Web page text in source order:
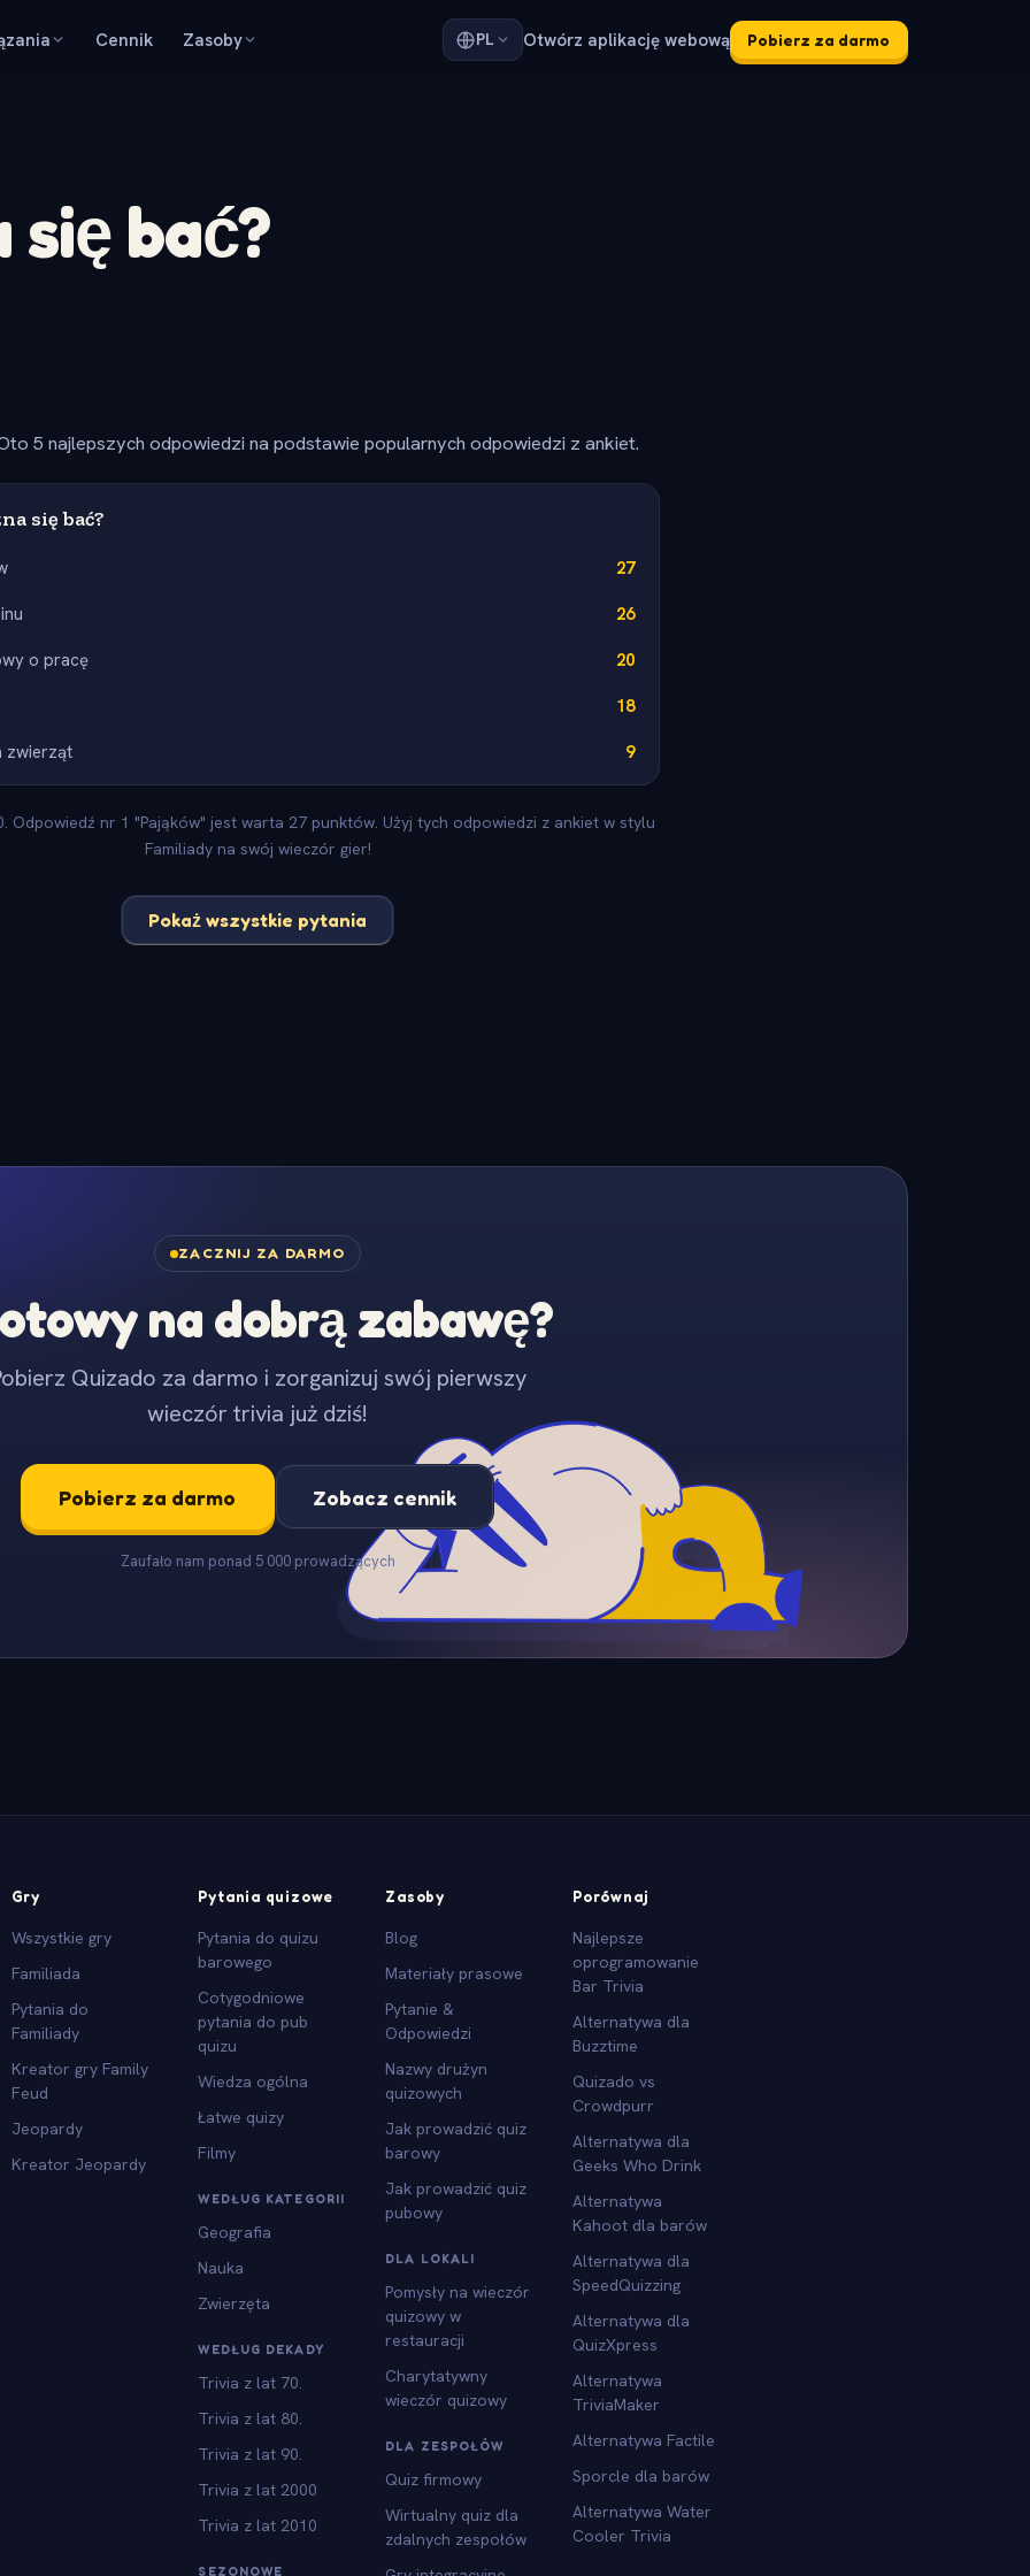
Cennik Zasoby PL Otwórz aplikację webową Pobierz za darmo
się bać?
5 najlepszych odpowiedzi na podstawie popularnych odpowiedzi z ankiet.
się bać?
27
26
o pracę
20
18
zwierząt
9
Odpowiedź nr 1 "Pająków" jest warta 27 punktów. Użyj tych odpowiedzi z ankiet w stylu
Familiady na swój wieczór gier!
Pokaż wszystkie pytania
ZACZNIJ ZA DARMO
na dobrą zabawę?
Quizado za darmo i zorganizuj swój pierwszy
wieczór trivia już dziś!
Pobierz za darmo Zobacz cennik
Zaufało nam ponad 5 000 prowadzących
Gry
Wszystkie gry
Familiada
Pytania do
Familiady
Kreator gry Family
Feud
Jeopardy
Kreator Jeopardy
Pytania quizowe
Pytania do quizu
barowego
Cotygodniowe
pytania do pub
quizu
Wiedza ogólna
Łatwe quizy
Filmy
WEDŁUG KATEGORII
Geografia
Nauka
Zwierzęta
WEDŁUG DEKADY
Trivia z lat 70.
Trivia z lat 80.
Trivia z lat 90.
Trivia z lat 2000
Trivia z lat 2010
SEZONOWE
Zasoby
Blog
Materiały prasowe
Pytanie &
Odpowiedzi
Nazwy drużyn
quizowych
Jak prowadzić quiz
barowy
Jak prowadzić quiz
pubowy
DLA LOKALI
Pomysły na wieczór
quizowy w
restauracji
Charytatywny
wieczór quizowy
DLA ZESPOŁÓW
Quiz firmowy
Wirtualny quiz dla
zdalnych zespołów
Porównaj
Najlepsze
oprogramowanie
Bar Trivia
Alternatywa dla
Buzztime
Quizado vs
Crowdpurr
Alternatywa dla
Geeks Who Drink
Alternatywa
Kahoot dla barów
Alternatywa dla
SpeedQuizzing
Alternatywa dla
QuizXpress
Alternatywa
TriviaMaker
Alternatywa Factile
Sporcle dla barów
Alternatywa Water
Cooler Trivia